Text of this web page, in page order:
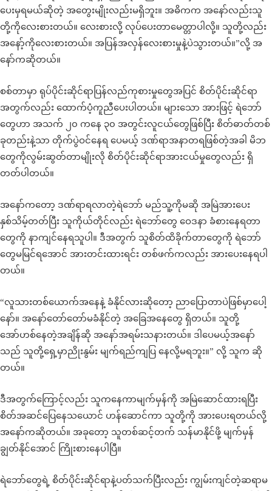
ပေးမှရမယ်ဆိုတဲ့ အတွေးမျိုးလည်းမရှိဘူး။ အဓိကက အနော်လည်းသူ
တို့ကိုလေးစားတယ်။ လေးစားလို့ လုပ်ပေးတာမေတ္တာပါလို့။ သူတို့လည်း
အနော့်ကိုလေးစားတယ်။ အပြန်အလှန်လေးစားမှုနဲ့ပဲသွားတယ်။”လို့ အ
နော်ကဆိုတယ်။
စစ်တာမှာ ရုပ်ပိုင်းဆိုင်ရာပြန်လည်ကုစားမှုတွေအပြင် စိတ်ပိုင်းဆိုင်ရာ
အတွက်လည်း ထောက်ပံ့ကူညီပေးပါတယ်။ များသော အားဖြင့် ရဲဘော်
တွေဟာ အသက် ၂၀ ကနေ ၃၀ အတွင်းလူငယ်တွေဖြစ်ပြီး စိတ်ဓာတ်တစ်
ခုတည်းနဲ့သာ တိုက်ပွဲဝင်နေရ ပေမယ့် ဒဏ်ရာအနာတရဖြစ်တဲ့အခါ မိဘ
တွေကိုလွမ်းဆွတ်တာမျိုးလို စိတ်ပိုင်းဆိုင်ရာအားငယ်မှုတွေလည်း ရှိ
တတ်ပါတယ်။
အနော်ကတော့ ဒဏ်ရာရလာတဲ့ရဲဘော် မည်သူ့ကိုမဆို အမြဲအားပေး
နှစ်သိမ့်တတ်ပြီး သူကိုယ်တိုင်လည်း ရဲဘော်တွေ ဝေဒနာ ခံစားနေရတာ
တွေကို နာကျင်နေရသူပါ။ ဒီအတွက် သူစိတ်ထိခိုက်တာတွေကို ရဲဘော်
တွေမမြင်ရအောင် အားတင်းထားရင်း တစ်ဖက်ကလည်း အားပေးနေရပါ
တယ်။
“လူသားတစ်ယောက်အနေနဲ့ ခံနိုင်လားဆိုတော့ ညာပြောတာပဲဖြစ်မှာပေါ့
နော်။ အနော်တော်တော်မခံနိုင်တဲ့ အခြေအနေတွေ ရှိတယ်။ သူတို့
အော်ဟစ်နေတဲ့အချိန်ဆို အနော်အရမ်းသနားတယ်။ ဒါပေမယ့်အနော်
သည် သူတို့ရှေ့မှာညိုးနွမ်း မျက်ရည်ကျပြ နေလို့မရဘူး။” လို့ သူက ဆို
တယ်။
ဒီအတွက်ကြောင့်လည်း သူကနေကာမျက်မှန်ကို အမြဲဆောင်ထားရပြီး
စိတ်အဆင်ပြေနေသယောင် ဟန်ဆောင်ကာ သူတို့ကို အားပေးရတယ်လို့
အနော်ကဆိုတယ်။ အခုတော့ သူတစ်ဆင့်တက် သန်မာနိုင်ဖို့ မျက်မှန်
ချွတ်နိုင်အောင် ကြိုးစားနေပါပြီ။
ရဲဘော်တွေရဲ့ စိတ်ပိုင်းဆိုင်ရာနဲ့ပတ်သက်ပြီးလည်း ကျွမ်းကျင်တဲ့ဆရာမ